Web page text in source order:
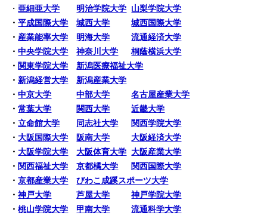
・ 亜細亜大学 明治学院大学 山梨学院大学
・平成国際大学 城西大学
城西国際大学
・ 産業能率大学 明海大学
流通経済大学
・中央学院大学 神奈川大学
桐蔭横浜大学
・ 関東学院大学
新潟医療福祉大学
・ 新潟経営大学
新潟産業大学
・中京大学 中部大学
名古屋産業大学
・常葉大学 関西大学
近畿大学
・立命館大学 同志社大学
関西学院大学
・大阪国際大学 阪南大学
大阪経済大学
・大阪学院大学 大阪体育大学 大阪産業大学
・ 関西福祉大学 京都橘大学
関西国際大学
・京都産業大学
びわこ成蹊スポーツ大学
・神戸大学 芦屋大学
神戸学院大学
・桃山学院大学 甲南大学
流通科学大学